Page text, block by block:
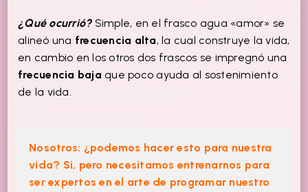
¿Qué ocurrió?Simple, en el frasco agua «amor» se
alineó una frecuencia alta, la cual construye la vida,
en cambio en los otros dos frascos se impregnó una
frecuencia baja que poco ayuda al sostenimiento
de la vida.
Nosotros: ¿podemos hacer esto para nuestra
vida? Si, pero necesitamos entrenarnos para
ser expertos en el arte de programar nuestro